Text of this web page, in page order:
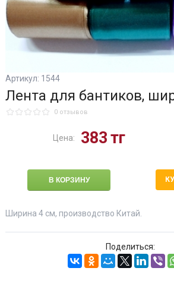
Артикул: 1544
Лента для бантиков,
0 отзывов
Цена: 383тг
Ширина 4 см, производство Китай.
Поделиться: